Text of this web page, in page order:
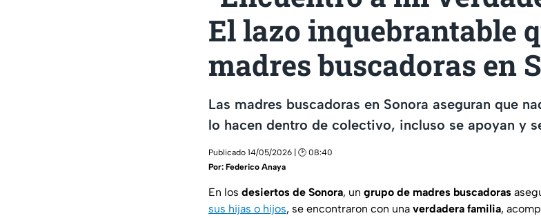
El lazo inquebrantable
madres buscadoras en
Las madres buscadoras en Sonora aseguran que
lo hacen dentro de colectivo, incluso se apoyan y
Publicado 14/05/2026 | 🕑 08:40
Por: Federico Anaya
En los desiertos de Sonora, un grupo de madres buscadoras
sus hijas o hijos, se encontraron con una verdadera familia,